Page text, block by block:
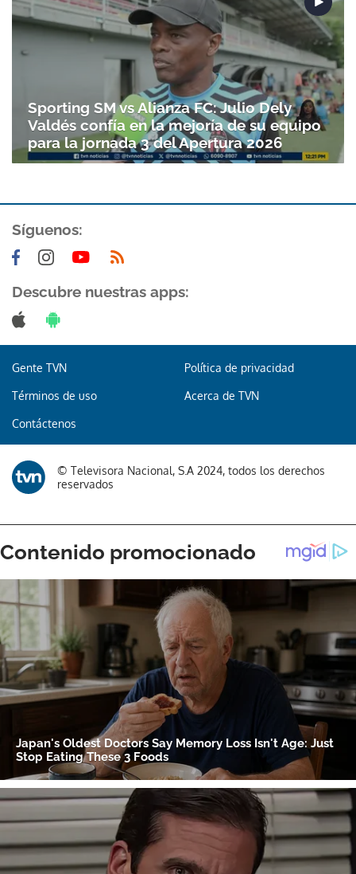
Gracias por suscribirte a nuestro boletín.
Sporting SM vs Alianza FC: Julio Dely
Valdés confía en la mejoría de su equipo
para la jornada 3 del Apertura 2026
Síguenos:
Descubre nuestras apps:
Gente TVN Política de privacidad
Términos de uso Acerca de TVN
Contáctenos
© Televisora Nacional, S.A 2024, todos los derechos
reservados